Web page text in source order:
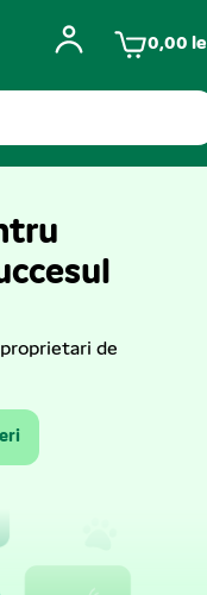
0,00
de